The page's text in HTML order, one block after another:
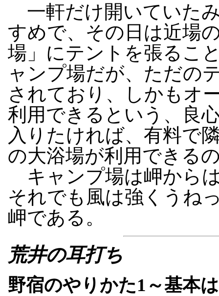
一軒だけ開いていた
すめで、その日は近場
場」にテントを張るこ
ャンプ場だが、ただの
されており、しかもオ
利用できるという、良
入りたければ、有料で
の大浴場が利用できる
キャンプ場は岬から
それでも風は強くうね
岬である。
荒井の耳打ち
野宿のやりかた1～基本